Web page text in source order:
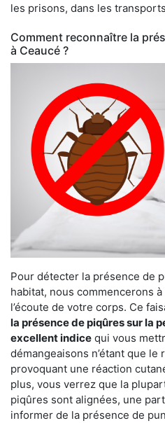
les prisons, dans les
Comment reconnaître la
à Ceaucé ?
Pour détecter la présence de
habitat, nous commencerons
l’écoute de votre corps. Ce
la présence de piqûres sur la
excellent indice qui vous
démangeaisons n’étant que le
provoquant une réaction
plus, vous verrez que la
piqûres sont alignées, une
informer de la présence de